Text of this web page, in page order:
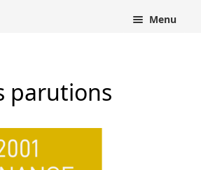
Menu
parutions
cookies